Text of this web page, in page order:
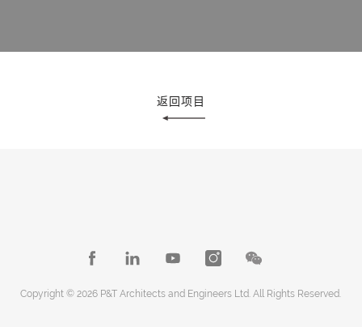
返回项目
Copyright © 2026 P&T Architects and Engineers Ltd. All Rights Reserved.